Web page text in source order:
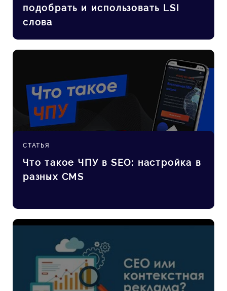
подобрать и использовать LSI
слова
СТАТЬЯ
Что такое ЧПУ в SEO: настройка в
разных CMS